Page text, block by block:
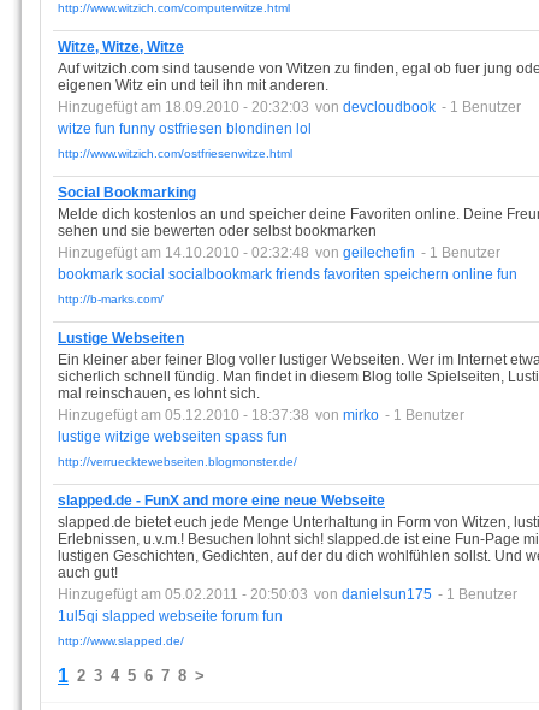
http://www.witzich.com/computerwitze.html
Witze, Witze, Witze
Auf witzich.com sind tausende von Witzen zu finden, egal ob fuer jung
eigenen Witz ein und teil ihn mit anderen.
Hinzugefügt am 18.09.2010 - 20:32:03 von devcloudbook - 1 Benutzer
witze fun funny ostfriesen blondinen lol
http://www.witzich.com/ostfriesenwitze.html
Social Bookmarking
Melde dich kostenlos an und speicher deine Favoriten online. Deine
sehen und sie bewerten oder selbst bookmarken
Hinzugefügt am 14.10.2010 - 02:32:48 von geilechefin - 1 Benutzer
bookmark social socialbookmark friends favoriten speichern online fun
http://b-marks.com/
Lustige Webseiten
Ein kleiner aber feiner Blog voller lustiger Webseiten. Wer im Internet
sicherlich schnell fündig. Man findet in diesem Blog tolle Spielseiten,
mal reinschauen, es lohnt sich.
Hinzugefügt am 05.12.2010 - 18:37:38 von mirko - 1 Benutzer
lustige witzige webseiten spass fun
http://verruecktewebseiten.blogmonster.de/
slapped.de - FunX and more eine neue Webseite
slapped.de bietet euch jede Menge Unterhaltung in Form von Witzen,
Erlebnissen, u.v.m.! Besuchen lohnt sich! slapped.de ist eine Fun-Page
lustigen Geschichten, Gedichten, auf der du dich wohlfühlen sollst. Und
auch gut!
Hinzugefügt am 05.02.2011 - 20:50:03 von danielsun175 - 1 Benutzer
1ul5qi slapped webseite forum fun
http://www.slapped.de/
1 2 3 4 5 6 7 8 >